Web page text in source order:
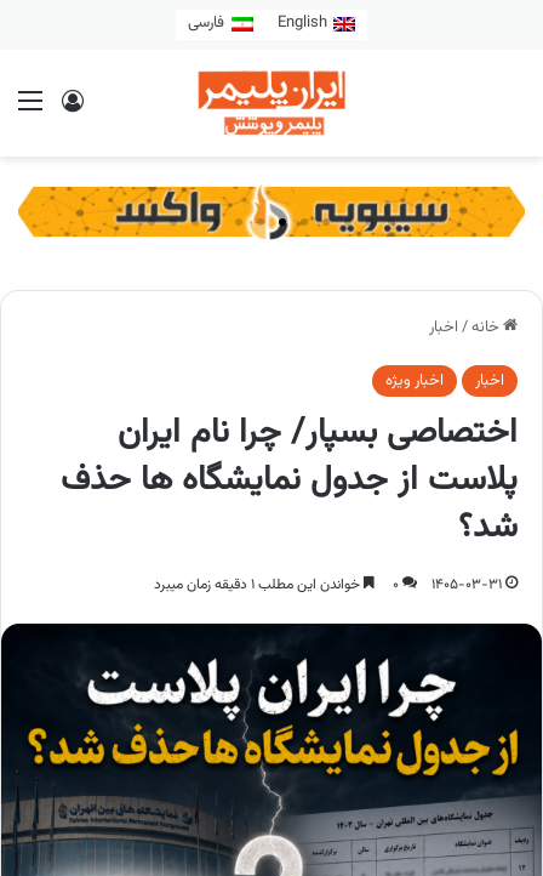
English فارسی
خانه/ اخبار
اخبار اخبار ویژه
اختصاصی بسپار/ چرا نام ایران
پلاست از جدول نمایشگاه ها حذف
شد؟
1405-03-31
0 خواندن این مطلب 1 دقیقه زمان میبرد